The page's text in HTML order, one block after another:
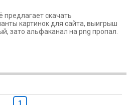
предлагает скачать
картинок для сайта, выигрыш
зато альфаканал на png пропал.